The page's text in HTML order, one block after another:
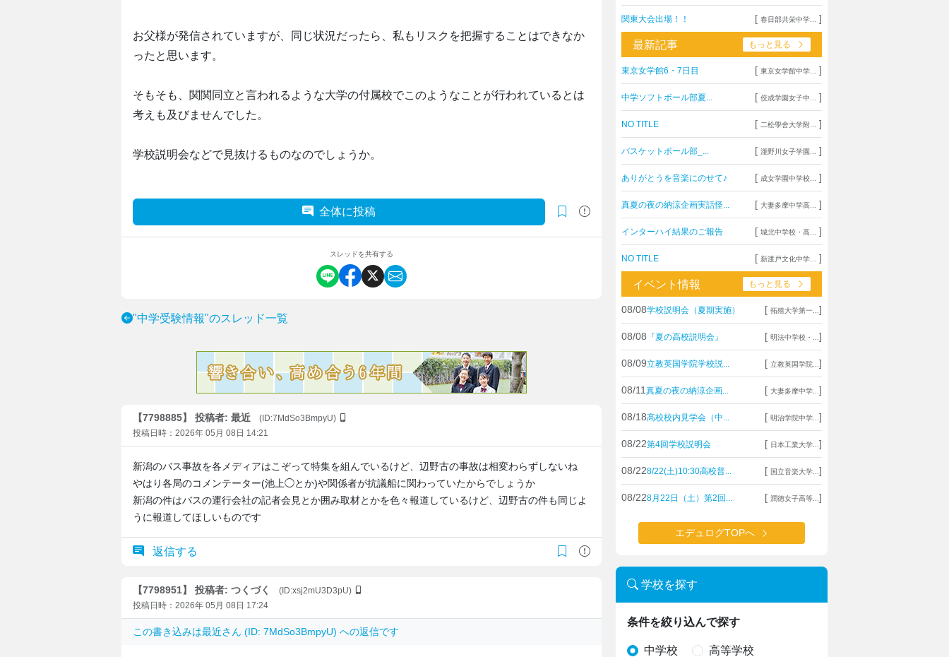
お父様が発信されていますが、同じ状況だったら、私もリスクを把握することはできなか
ったと思います。
そもそも、関関同立と言われるような大学の付属校でこのようなことが行われているとは
考えも及びませんでした。
学校説明会などで見抜けるものなのでしょうか。
全体に投稿
スレッドを共有する
"中学受験情報"のスレッド一覧
【7798885】 投稿者: 最近
(ID:7MdSo3BmpyU)
投稿日時：2026年 05月 08日 14:21
新潟のバス事故を各メディアはこぞって特集を組んでいるけど、辺野古の事故は相変わらずしないね
やはり各局のコメンテーター(池上◯とか)や関係者が抗議船に関わっていたからでしょうか
新潟の件はバスの運行会社の記者会見とか囲み取材とかを色々報道しているけど、辺野古の件も同じよ
うに報道してほしいものです
返信する
【7798951】 投稿者: つくづく
(ID:xsj2mU3D3pU)
投稿日時：2026年 05月 08日 17:24
この書き込みは最近さん (ID: 7MdSo3BmpyU) への返信です
関東大会出場！！ [ 春日部共栄中学... ]
最新記事 もっと見る
東京女学館6・7日目 [ 東京女学館中学... ]
中学ソフトボール部夏... [ 佼成学園女子中... ]
NO TITLE [ 二松學舍大学附... ]
バスケットボール部_... [ 瀧野川女子学園... ]
ありがとうを音楽にのせて♪ [ 成女学園中学校... ]
真夏の夜の納涼企画実話怪... [ 大妻多摩中学高... ]
インターハイ結果のご報告 [ 城北中学校・高... ]
NO TITLE [ 新渡戸文化中学... ]
イベント情報 もっと見る
08/08学校説明会（夏期実施） [ 拓殖大学第一... ]
08/08 『夏の高校説明会』 [ 明法中学校・... ]
08/09立教英国学院学校説... [ 立教英国学院... ]
08/11 真夏の夜の納涼企画... [ 大妻多摩中学... ]
08/18高校校内見学会（中... [ 明治学院中学... ]
08/22第4回学校説明会 [ 日本工業大学... ]
08/228/22(土)10:30高校普... [ 国立音楽大学... ]
08/228月22日（土）第2回... [ 潤徳女子高等... ]
エデュログTOPへ
学校を探す
条件を絞り込んで探す
中学校 高等学校